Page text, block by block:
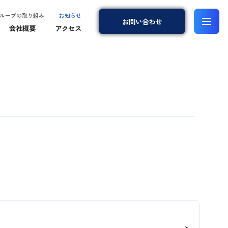
ープの取り組み お知らせ
会社概要 アクセス
お問い合わせ